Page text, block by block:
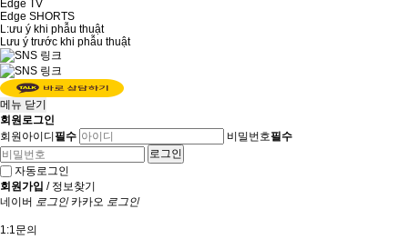
Edge TV
Edge SHORTS
L:ưu ý khi phẫu thuật
Lưu ý trước khi phẫu thuật
메뉴 닫기
회원로그인
회원아이디 필수 비밀번호필수
자동로그인
회원가입 / 정보찾기
네이버 로그인 카카오 로그인
1:1문의